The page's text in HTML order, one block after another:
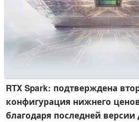
RTX Spark: подтверждена
конфигурация нижнего
благодаря последней версии